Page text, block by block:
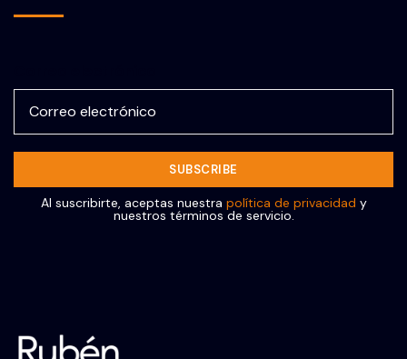
Al suscribirte, aceptas nuestra política de privacidad y
nuestros términos de servicio.